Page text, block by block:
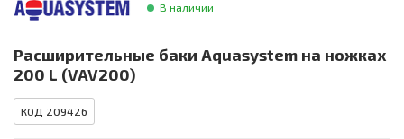
Сантехника В наличии
Расширительные баки Aquasystem на ножках
200 L (VAV200)
КОД 209426